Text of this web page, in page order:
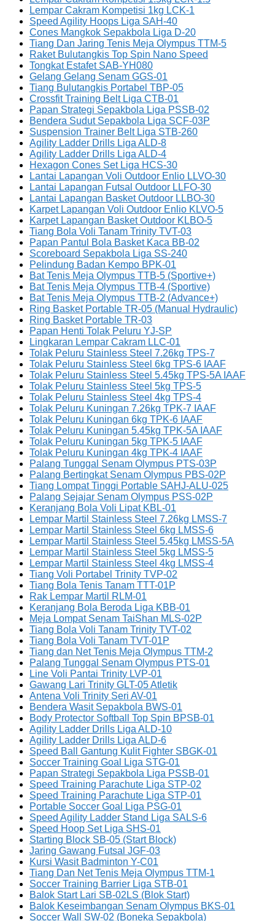
Lempar Cakram Kompetisi 1kg LCK-1
Speed Agility Hoops Liga SAH-40
Cones Mangkok Sepakbola Liga D-20
Tiang Dan Jaring Tenis Meja Olympus TTM-5
Raket Bulutangkis Top Spin Nano Speed
Tongkat Estafet SAB-YH080
Gelang Gelang Senam GGS-01
Tiang Bulutangkis Portabel TBP-05
Crossfit Training Belt Liga CTB-01
Papan Strategi Sepakbola Liga PSSB-02
Bendera Sudut Sepakbola Liga SCF-03P
Suspension Trainer Belt Liga STB-260
Agility Ladder Drills Liga ALD-8
Agility Ladder Drills Liga ALD-4
Hexagon Cones Set Liga HCS-30
Lantai Lapangan Voli Outdoor Enlio LLVO-30
Lantai Lapangan Futsal Outdoor LLFO-30
Lantai Lapangan Basket Outdoor LLBO-30
Karpet Lapangan Voli Outdoor Enlio KLVO-5
Karpet Lapangan Basket Outdoor KLBO-5
Tiang Bola Voli Tanam Trinity TVT-03
Papan Pantul Bola Basket Kaca BB-02
Scoreboard Sepakbola Liga SS-240
Pelindung Badan Kempo BPK-01
Bat Tenis Meja Olympus TTB-5 (Sportive+)
Bat Tenis Meja Olympus TTB-4 (Sportive)
Bat Tenis Meja Olympus TTB-2 (Advance+)
Ring Basket Portable TR-05 (Manual Hydraulic)
Ring Basket Portable TR-03
Papan Henti Tolak Peluru YJ-SP
Lingkaran Lempar Cakram LLC-01
Tolak Peluru Stainless Steel 7.26kg TPS-7
Tolak Peluru Stainless Steel 6kg TPS-6 IAAF
Tolak Peluru Stainless Steel 5.45kg TPS-5A IAAF
Tolak Peluru Stainless Steel 5kg TPS-5
Tolak Peluru Stainless Steel 4kg TPS-4
Tolak Peluru Kuningan 7.26kg TPK-7 IAAF
Tolak Peluru Kuningan 6kg TPK-6 IAAF
Tolak Peluru Kuningan 5.45kg TPK-5A IAAF
Tolak Peluru Kuningan 5kg TPK-5 IAAF
Tolak Peluru Kuningan 4kg TPK-4 IAAF
Palang Tunggal Senam Olympus PTS-03P
Palang Bertingkat Senam Olympus PBS-02P
Tiang Lompat Tinggi Portable SAHJ-ALU-025
Palang Sejajar Senam Olympus PSS-02P
Keranjang Bola Voli Lipat KBL-01
Lempar Martil Stainless Steel 7.26kg LMSS-7
Lempar Martil Stainless Steel 6kg LMSS-6
Lempar Martil Stainless Steel 5.45kg LMSS-5A
Lempar Martil Stainless Steel 5kg LMSS-5
Lempar Martil Stainless Steel 4kg LMSS-4
Tiang Voli Portabel Trinity TVP-02
Tiang Bola Tenis Tanam TTT-01P
Rak Lempar Martil RLM-01
Keranjang Bola Beroda Liga KBB-01
Meja Lompat Senam TaiShan MLS-02P
Tiang Bola Voli Tanam Trinity TVT-02
Tiang Bola Voli Tanam TVT-01P
Tiang dan Net Tenis Meja Olympus TTM-2
Palang Tunggal Senam Olympus PTS-01
Line Voli Pantai Trinity LVP-01
Gawang Lari Trinity GLT-05 Atletik
Antena Voli Trinity Seri AV-01
Bendera Wasit Sepakbola BWS-01
Body Protector Softball Top Spin BPSB-01
Agility Ladder Drills Liga ALD-10
Agility Ladder Drills Liga ALD-6
Speed Ball Gantung Kulit Fighter SBGK-01
Soccer Training Goal Liga STG-01
Papan Strategi Sepakbola Liga PSSB-01
Speed Training Parachute Liga STP-02
Speed Training Parachute Liga STP-01
Portable Soccer Goal Liga PSG-01
Speed Agility Ladder Stand Liga SALS-6
Speed Hoop Set Liga SHS-01
Starting Block SB-05 (Start Block)
Jaring Gawang Futsal JGF-03
Kursi Wasit Badminton Y-C01
Tiang Dan Net Tenis Meja Olympus TTM-1
Soccer Training Barrier Liga STB-01
Balok Start Lari SB-02LS (Blok Start)
Balok Keseimbangan Senam Olympus BKS-01
Soccer Wall SW-02 (Boneka Sepakbola)